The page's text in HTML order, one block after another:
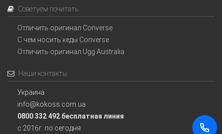
Советуем почитать
Отличить оригинал Converse
С чем носить кеды Converse
Отличить оригинал Ugg Australia
Наши контакты
Украина
info@kokoss.com.ua
0800 332 492 бесплатная линия
с 2016г. по сегодня